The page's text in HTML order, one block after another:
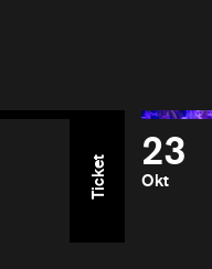
Ticket
23
Okt